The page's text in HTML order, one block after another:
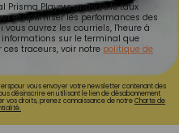
Prisma Players analyse le taux
et optimiser les performances des
ouvrez les courriels, l'heure à
sur le terminal que
traceurs, voir notre politique de
vous envoyer votre newsletter contenant des
désinscrire en utilisant le lien de désabonnement
vos droits, prenez connaissance de notreCharte de